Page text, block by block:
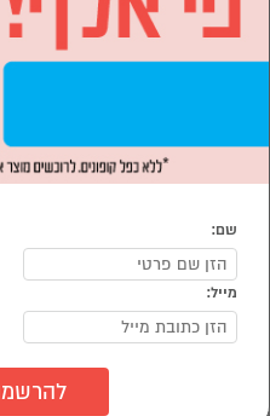
סמן להשוואה
שם:
מייל: